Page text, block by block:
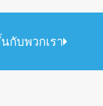
กับพวกเรา